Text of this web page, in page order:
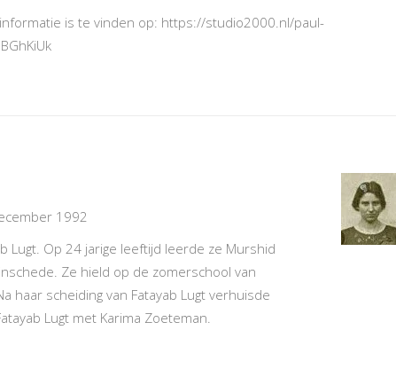
is te vinden op: https://studio2000.nl/paul-
1992
Lugt. Op 24 jarige leeftijd leerde ze Murshid
Ze hield op de zomerschool van
haar scheiding van Fatayab Lugt verhuisde
Lugt met Karima Zoeteman.